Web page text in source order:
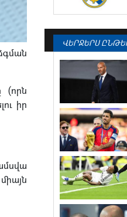
(որն
իր
ՎԵՐՋԵՐՍ